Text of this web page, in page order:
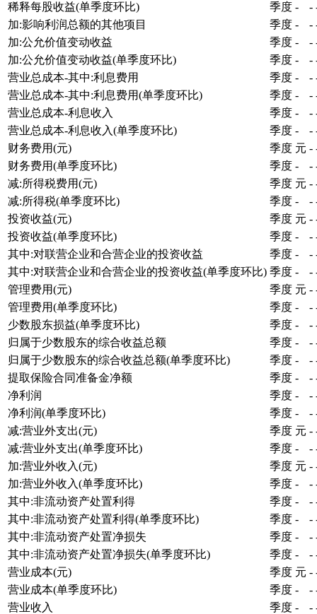
稀释每股收益(单季度环比) 季度 - -
加:影响利润总额的其他项目
季度 - -
加:公允价值变动收益
季度 - -
加:公允价值变动收益(单季度环比)
季度 - -
营业总成本-其中:利息费用
季度 - -
营业总成本-其中:利息费用(单季度环比)
季度 - -
营业总成本-利息收入
季度 - -
营业总成本-利息收入(单季度环比)
季度 - -
财务费用(元)
季度 元 -
财务费用(单季度环比)
季度 - -
减:所得税费用(元)
季度 元 -
减:所得税(单季度环比)
季度 - -
投资收益(元)
季度 元 -
投资收益(单季度环比)
季度 - -
其中:对联营企业和合营企业的投资收益
季度 - -
其中:对联营企业和合营企业的投资收益(单季度环比) 季度 - -
管理费用(元)
季度 元 -
管理费用(单季度环比)
季度 - -
少数股东损益(单季度环比)
季度 - -
归属于少数股东的综合收益总额
季度 - -
归属于少数股东的综合收益总额(单季度环比)
季度 - -
提取保险合同准备金净额
季度 - -
净利润
季度 - -
净利润(单季度环比)
季度 - -
减:营业外支出(元)
季度 元 -
减:营业外支出(单季度环比)
季度 - -
加:营业外收入(元)
季度 元 -
加:营业外收入(单季度环比)
季度 - -
其中:非流动资产处置利得
季度 - -
其中:非流动资产处置利得(单季度环比)
季度 - -
其中:非流动资产处置净损失
季度 - -
其中:非流动资产处置净损失(单季度环比)
季度 - -
营业成本(元)
季度 元 -
营业成本(单季度环比)
季度 - -
营业收入
季度 - -